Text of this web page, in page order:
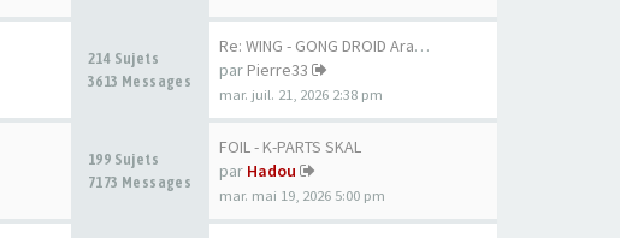
214 Sujets
3613 Messages
Re: WING - GONG DROID Aramid …
par Pierre33
mar. juil. 21, 2026 2:38 pm
199 Sujets
7173 Messages
FOIL - K-PARTS SKAL
par Hadou
mar. mai 19, 2026 5:00 pm